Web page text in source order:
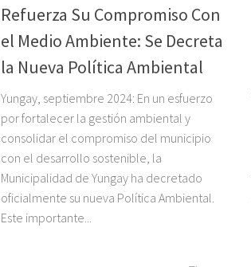
Refuerza Su Compromiso Con
el Medio Ambiente: Se Decreta
la Nueva Política Ambiental
Yungay, septiembre 2024: En un esfuerzo
por fortalecer la gestión ambiental y
consolidar el compromiso del municipio
con el desarrollo sostenible, la
Municipalidad de Yungay ha decretado
oficialmente su nueva Política Ambiental.
Este importante...